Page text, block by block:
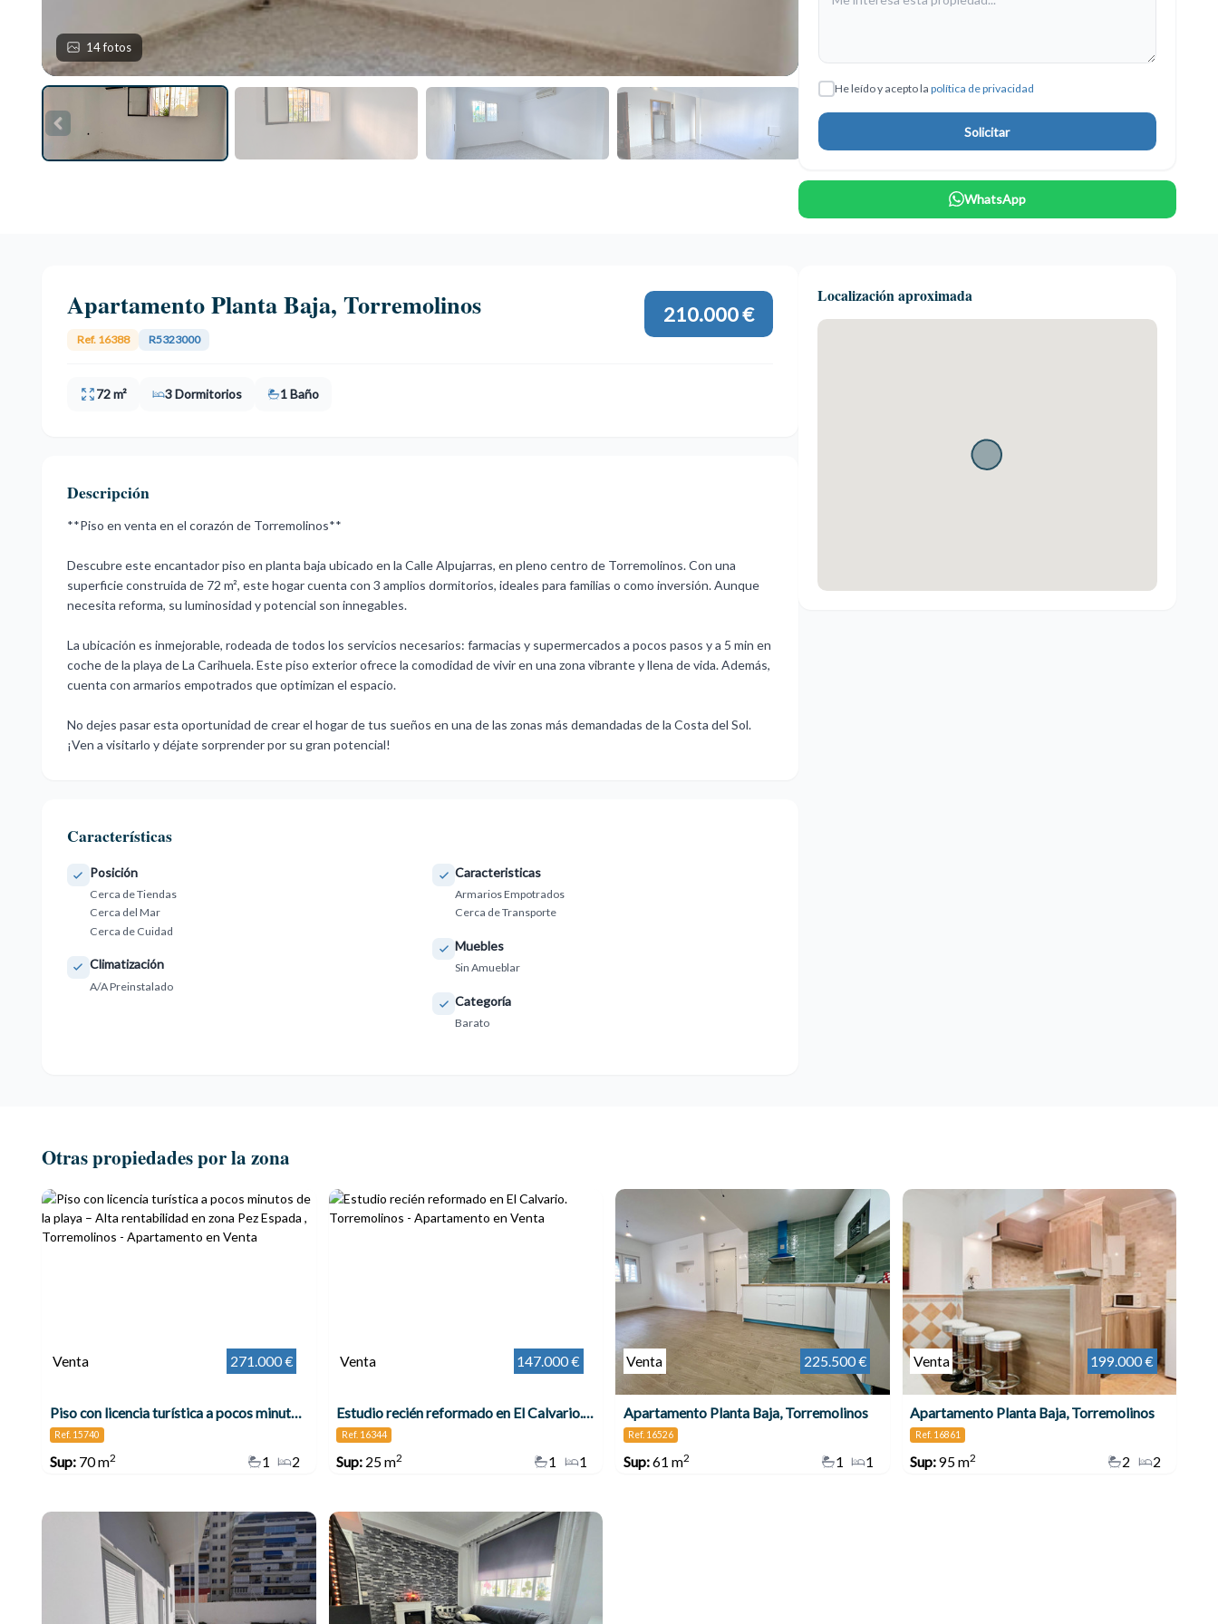
14 fotos
He leído y acepto la política de privacidad
Solicitar
WhatsApp
Apartamento Planta Baja, Torremolinos
Ref. 16388 R5323000
210.000 €
72 m² 3 Dormitorios 1 Baño
Descripción
**Piso en venta en el corazón de Torremolinos**
Descubre este encantador piso en planta baja ubicado en la Calle Alpujarras, en pleno centro de Torremolinos. Con una
superficie construida de 72 m², este hogar cuenta con 3 amplios dormitorios, ideales para familias o como inversión. Aunque
necesita reforma, su luminosidad y potencial son innegables.
La ubicación es inmejorable, rodeada de todos los servicios necesarios: farmacias y supermercados a pocos pasos y a 5 min en
coche de la playa de La Carihuela. Este piso exterior ofrece la comodidad de vivir en una zona vibrante y llena de vida. Además,
cuenta con armarios empotrados que optimizan el espacio.
No dejes pasar esta oportunidad ‌de ‌crear ‌el ‌hogar de ‌tus sueños en ‌una ‌de las ‌zonas ‌más ‌demandadas ‌de la Costa ‌del Sol.
‌¡Ven a visitarlo ‌y ‌déjate ‌sorprender ‌por ‌su ‌gran ‌potencial!
Características
Posición
Cerca de Tiendas
Cerca del Mar
Cerca de Cuidad
Climatización
A/A Preinstalado
Caracteristicas
Armarios Empotrados
Cerca de Transporte
Muebles
Sin Amueblar
Categoría
Barato
Localización aproximada
Otras propiedades por la zona
Venta 271.000 €
Piso con licencia turística a pocos minutos de la playa – Alta rentabilidad en zona Pez Espada , Torremolinos
Ref. 15740
Sup:70 m2 2
1
Venta 147.000 €
Estudio recién reformado en El Calvario. Torremolinos
Ref. 16344
Sup: 25 m2 1
1
Venta 225.500 €
Apartamento Planta Baja, Torremolinos
Ref. 16526
Sup:61 m2 1
1
Venta 199.000 €
Apartamento Planta Baja, Torremolinos
Ref. 16861
Sup:95 m2 2
2